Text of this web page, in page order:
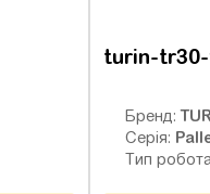
turin-tr30-
Бренд:
Серія:
Тип